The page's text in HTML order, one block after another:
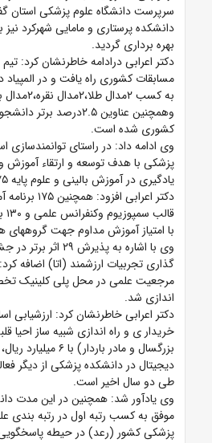
سرپرست دانشگاه علوم پزشکی استان
بهره برداری گردید.
دکتر اعرابی درادامه خاطرنشان کرد:
مسابقات کشوری راه یافت و در
وهمچنین عناوین ۲.۵درصد
کشوری شده است.
وی ادامه داد: در راستای توانمندسازی
پزشکی با هدف توسعه و ارتقاء آموزش
یادگیری در آموزش بالینی و علوم پایه ۷۵ کارگاه برگزار شد.
دکتر اعرابی
با امتیاز آموزش مداوم جهت گروههای
وی با اشاره به پذیرش
گذاری تجربیات ارزشمند (اتا) اضافه
مرجعیت علمی در محل پلی کلینیک
اندازی شد.
دکتر اعرابی خاطرنشان کرد:
خریدار ی و راه اندازی شبیه ساز احیا
بزرگسال و مادر
دیجیتال در دانشکده پزشکی از دیگر
طی دو سال اخیر است.
وی یادآور شد: همچنین در این مدت
موفق به کسب رتبه اول در رتبه بندی
پزشکی کشور (رعد) در حیطه